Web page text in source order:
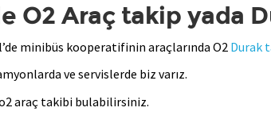
O2 Araç takip yada
minibüs kooperatifinin araçlarında O2 Durak
ve servislerde biz varız.
o2 araç takibi bulabilirsiniz.